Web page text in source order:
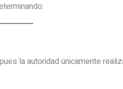
la autoridad únicamente